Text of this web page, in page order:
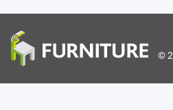
©